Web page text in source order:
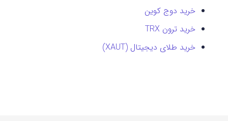
خرید دوج کوین
خرید ترون TRX
خرید طلای دیجیتال (XAUT)